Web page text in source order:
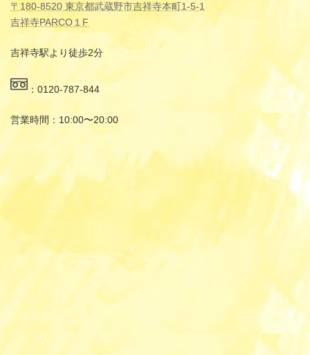
〒180-8520 東京都武蔵野市吉祥寺本町1-5-1
吉祥寺PARCO１F
吉祥寺駅より徒歩2分
：0120-787-844
営業時間：10:00〜20:00